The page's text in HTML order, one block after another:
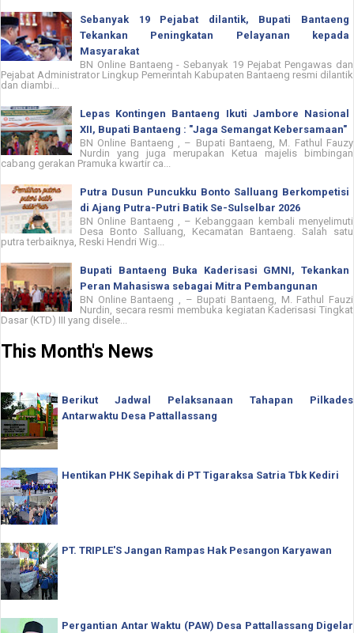
Sebanyak 19 Pejabat dilantik, Bupati Bantaeng
Tekankan Peningkatan Pelayanan kepada
Masyarakat
BN Online Bantaeng - Sebanyak 19 Pejabat Pengawas dan
Pejabat Administrator Lingkup Pemerintah Kabupaten Bantaeng resmi dilantik
dan diambi...
Lepas Kontingen Bantaeng Ikuti Jambore Nasional
XII, Bupati Bantaeng : "Jaga Semangat Kebersamaan"
BN Online Bantaeng , – Bupati Bantaeng, M. Fathul Fauzy
Nurdin yang juga merupakan Ketua majelis bimbingan
cabang gerakan Pramuka kwartir ca...
Putra Dusun Puncukku Bonto Salluang Berkompetisi
di Ajang Putra-Putri Batik Se-Sulselbar 2026
BN Online Bantaeng , – Kebanggaan kembali menyelimuti
Desa Bonto Salluang, Kecamatan Bantaeng. Salah satu
putra terbaiknya, Reski Hendri Wig...
Bupati Bantaeng Buka Kaderisasi GMNI, Tekankan
Peran Mahasiswa sebagai Mitra Pembangunan
BN Online Bantaeng , – Bupati Bantaeng, M. Fathul Fauzi
Nurdin, secara resmi membuka kegiatan Kaderisasi Tingkat
Dasar (KTD) III yang disele...
This Month's News
Berikut Jadwal Pelaksanaan Tahapan Pilkades
Antarwaktu Desa Pattallassang
Hentikan PHK Sepihak di PT Tigaraksa Satria Tbk Kediri
PT. TRIPLE'S Jangan Rampas Hak Pesangon Karyawan
Pergantian Antar Waktu (PAW) Desa Pattallassang Digelar